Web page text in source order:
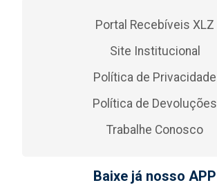
Portal Recebíveis XLZ
Site Institucional
Política de Privacidade
Política de Devoluções
Trabalhe Conosco
Baixe já nosso APP